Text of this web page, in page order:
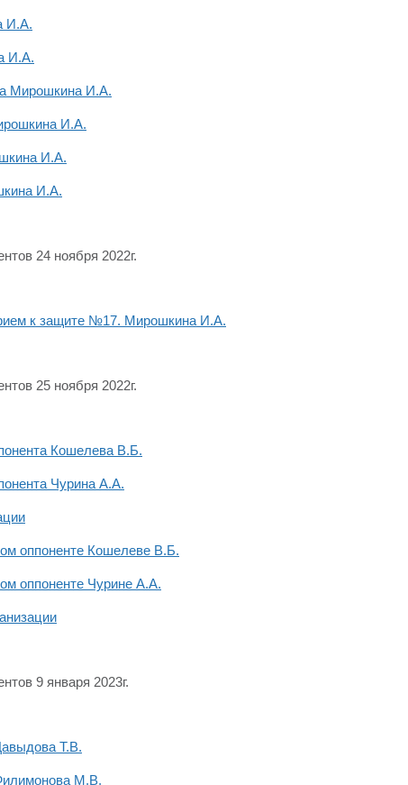
И.А.
И.А.
Мирошкина И.А.
И.А.
И.А.
И.А.
24 ноября 2022г.
к защите №17. Мирошкина И.А.
25 ноября 2022г.
Кошелева В.Б.
Чурина А.А.
оппоненте Кошелеве В.Б.
оппоненте Чурине А.А.
9 января 2023г.
Т.В.
М.В.